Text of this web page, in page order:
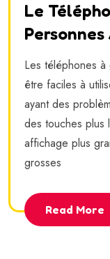
Le
Personnes
Les téléphones
être faciles à
ayant des
des touches plus
affichage plus
grosses
Read More